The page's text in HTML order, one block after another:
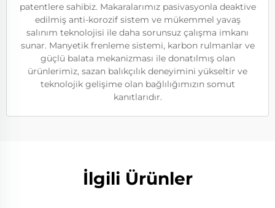
patentlere sahibiz. Makaralarımız pasivasyonla deaktive
edilmiş anti-korozif sistem ve mükemmel yavaş
salınım teknolojisi ile daha sorunsuz çalışma imkanı
sunar. Manyetik frenleme sistemi, karbon rulmanlar ve
güçlü balata mekanizması ile donatılmış olan
ürünlerimiz, sazan balıkçılık deneyimini yükseltir ve
teknolojik gelişime olan bağlılığımızın somut
kanıtlarıdır.
İlgili Ürünler